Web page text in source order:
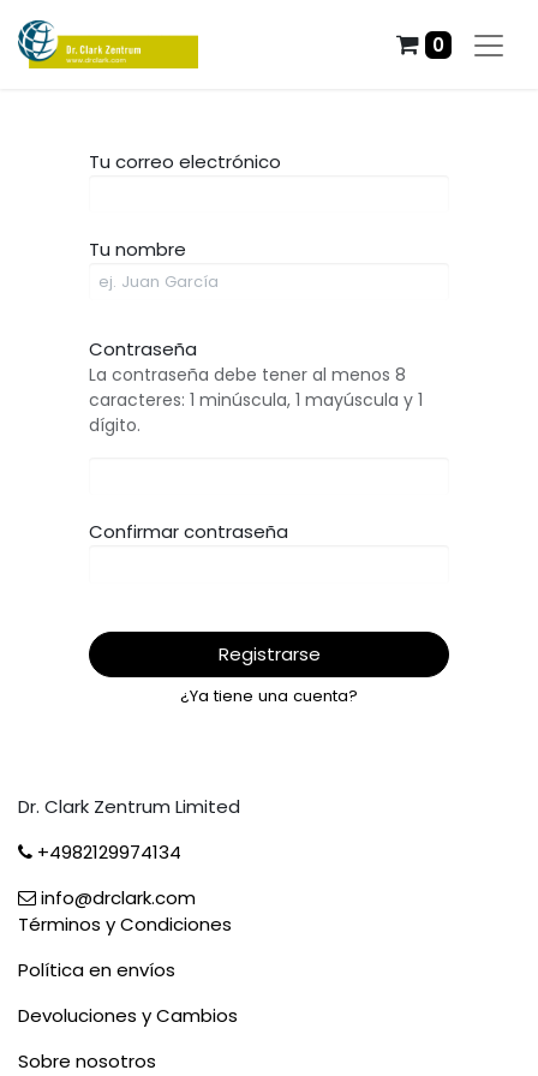
0
Tu correo electrónico
Tu nombre
Contraseña
La contraseña debe tener al menos 8
caracteres: 1 minúscula, 1 mayúscula y 1
dígito.
Confirmar contraseña
Registrarse
¿Ya tiene una cuenta?
Dr. Clark Zentrum Limited
+4982129974134
info@drclark.com
Términos y Condiciones
Política en envíos
Devoluciones y Cambios
Sobre nosotros